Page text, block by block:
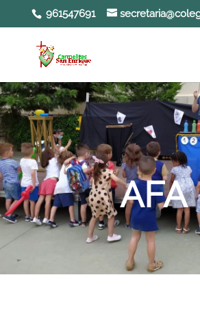
Abrir barra de
961547691
AFA